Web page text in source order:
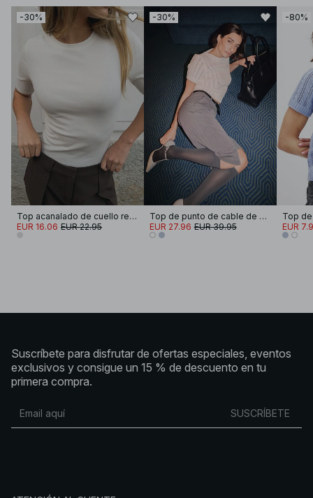
-30%
Top acanalado de cuello redondo
EUR 16.06 EUR 22.95
-30%
Top de punto de cable de manga corta
EUR 27.96 EUR 39.95
-80%
EUR
Suscríbete para disfrutar de ofertas especiales, eventos
exclusivos y consigue un 15 % de descuento en tu
primera compra.
SUSCRÍBETE